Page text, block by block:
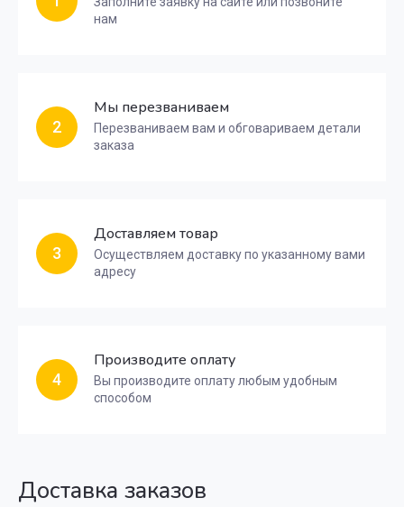
нам
2
Мы перезваниваем
Перезваниваем вам и обговариваем детали
заказа
3
Доставляем товар
Осуществляем доставку по указанному вами
адресу
4
Производите оплату
Вы производите оплату любым удобным
способом
Доставка заказов